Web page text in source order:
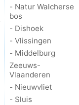
- Natur Walcherse
bos
- Dishoek
- Vlissingen
- Middelburg
Zeeuws-
Vlaanderen
- Nieuwvliet
- Sluis